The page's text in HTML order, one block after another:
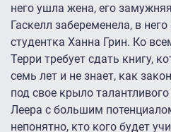
него ушла жена, его
Гаскелл забеременела, в
студентка Ханна Грин. Ко
Терри требует сдать книгу,
семь лет и не знает, как
под свое крыло
Леера с большим
непонятно, кто кого будет